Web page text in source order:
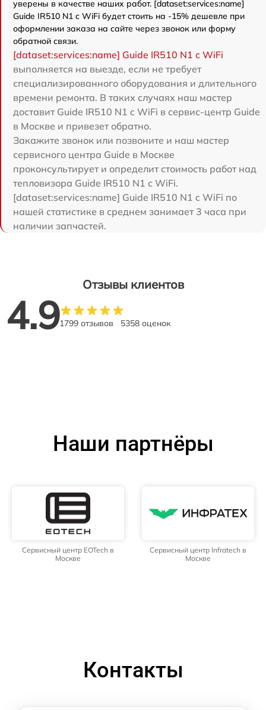
уверены в качестве наших работ. [dataset:services:name]
Guide IR510 N1 c WiFi будет стоить на -15% дешевле при
оформлении заказа на сайте через звонок или форму
обратной связи.
[dataset:services:name] Guide IR510 N1 c WiFi
выполняется на выезде, если не требует
специализированного оборудования и длительного
времени ремонта. В таких случаях наш мастер
доставит Guide IR510 N1 c WiFi в сервис-центр Guide
в Москве и привезет обратно.
Закажите звонок или позвоните и наш мастер
сервисного центра Guide в Москве
проконсультирует и определит стоимость работ над
тепловизора Guide IR510 N1 c WiFi.
[dataset:services:name] Guide IR510 N1 c WiFi по
нашей статистике в среднем занимает 3 часа при
наличии запчастей.
Отзывы клиентов
4.91799 отзывов 5358 оценок
Наши партнёры
Сервисный центр EOTech в
Москве
Сервисный центр Infratech в
Москве
Контакты